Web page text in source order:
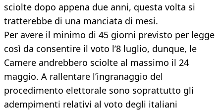
sciolte dopo appena due anni, questa volta si
tratterebbe di una manciata di mesi.
Per avere il minimo di 45 giorni previsto per legge
così da consentire il voto l’8 luglio, dunque, le
Camere andrebbero sciolte al massimo il 24
maggio. A rallentare l’ingranaggio del
procedimento elettorale sono soprattutto gli
adempimenti relativi al voto degli italiani